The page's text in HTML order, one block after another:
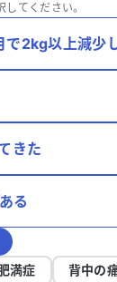
てください。
で2kg以上減少
きた
る
満症 背中の